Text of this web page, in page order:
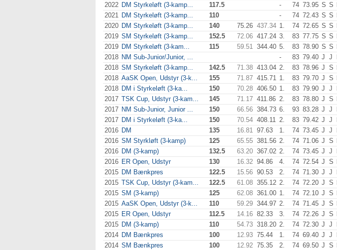
2022 DM Styrkeløft (3-kamp... 117.5 - 74 73.95 S S
2021 DM Styrkeløft (3-kamp... 110 - 74 72.43 S S
2020 DM Styrkeløft (3-kamp... 140 75.26 437.34 1. 74 72.65 S S
2019 SM Styrkeløft (3-kamp... 152.5 72.06 417.24 3. 83 77.75 S S
2019 DM Styrkeløft (3-kam... 115 59.51 344.40 5. 83 78.90 S S
2018 NM Sub-Junior/Junior, ... - 83 79.40 J J
2018 SM Styrkeløft (3-kamp... 142.5 71.38 413.04 2. 83 78.96 J S
2018 AaSK Open, Udstyr (3-k... 155 71.87 415.71 1. 83 79.70 J S
2018 DM i Styrkeløft (3-ka... 150 70.28 406.50 1. 83 79.90 J J
2017 TSK Cup, Udstyr (3-kam... 145 71.17 411.86 2. 83 78.80 J S
2017 NM Sub-Junior, Junior ... 150 66.56 384.73 6. 93 83.28 J J
2017 DM i Styrkeløft (3-ka... 150 70.54 408.11 2. 83 79.42 J J
2016 DM 135 16.81 97.63 1. 74 73.45 J J
2016 SM Styrkløft (3-kamp) 125 65.55 381.56 2. 74 71.06 J S
2016 DM (3-kamp) 132.5 63.20 367.02 2. 74 73.45 J J
2016 ER Open, Udstyr 130 16.32 94.86 4. 74 72.54 J S
2015 DM Bænkpres 122.5 15.56 90.53 2. 74 71.30 J J
2015 TSK Cup, Udstyr (3-kam... 122.5 61.08 355.12 2. 74 72.20 J S
2015 SM (3-kamp) 125 62.08 361.00 1. 74 72.10 J S
2015 AaSK Open, Udstyr (3-k... 110 59.29 344.97 2. 74 71.45 J S
2015 ER Open, Udstyr 112.5 14.16 82.33 3. 74 72.26 J S
2015 DM (3-kamp) 110 54.73 318.20 2. 74 72.30 J J
2014 DM Bænkpres 100 12.93 75.44 1. 74 69.40 J J
2014 SM Bænkpres 100 12.92 75.35 2. 74 69.50 J S